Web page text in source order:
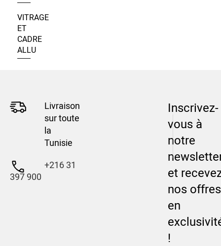
VITRAGE
ET
CADRE
ALLU
Livraison
sur toute
la
Tunisie
+216 31
397 900
Inscrivez-
vous à
notre
et
nos offres
en
!